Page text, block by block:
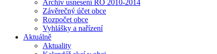
Archiv usnesení RO 2010-2014
Závěrečný účet obce
Rozpočet obce
Vyhlášky a nařízení
Aktuálně
Aktuality